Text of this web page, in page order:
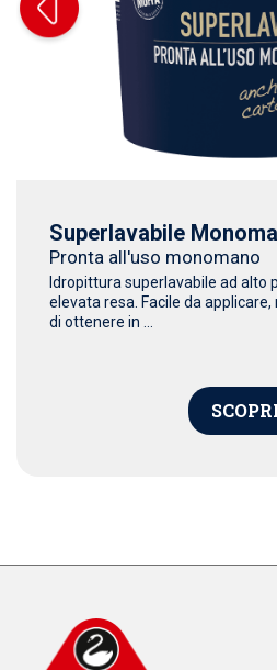
Superlavabile
Pronta all'uso monomano
Idropittura superlavabile ad alto
elevata resa. Facile da
di ottenere in ...